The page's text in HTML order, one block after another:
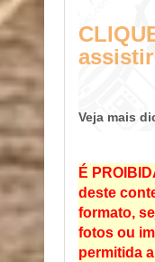
Veja mais
É
deste
formato,
fotos ou
permitida